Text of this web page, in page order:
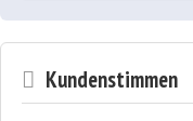
Kundenstimmen